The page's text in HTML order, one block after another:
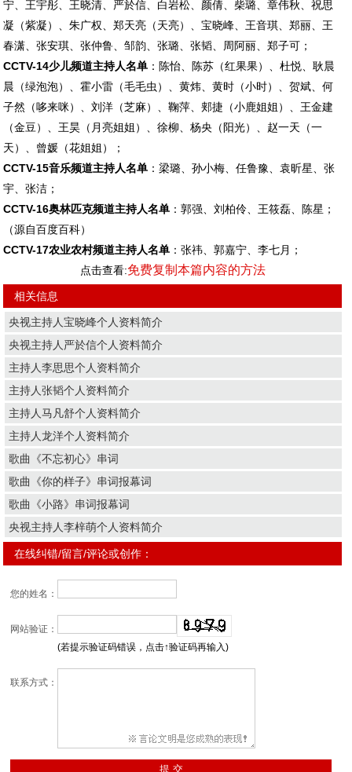
宁、王宇彤、王晓清、严於信、白岩松、颜倩、柴璐、章伟秋、祝思
凝（紫凝）、朱广权、郑天亮（天亮）、宝晓峰、王音琪、郑丽、王
春潇、张安琪、张仲鲁、邹韵、张璐、张韬、周阿丽、郑子可；
CCTV-14少儿频道主持人名单 ：陈怡、陈苏（红果果）、杜悦、耿晨
晨（绿泡泡）、霍小雷（毛毛虫）、黄炜、黄时（小时）、贺斌、何
子然（哆来咪）、刘洋（芝麻）、鞠萍、郏捷（小鹿姐姐）、王金建
（金豆）、王昊（月亮姐姐）、徐柳、杨央（阳光）、赵一天（一
天）、曾媛（花姐姐）；
CCTV-15音乐频道主持人名单 ：梁璐、孙小梅、任鲁豫、袁昕星、张
宇、张洁；
CCTV-16奥林匹克频道主持人名单 ：郭强、刘柏伶、王筱磊、陈星；
（源自百度百科）
CCTV-17农业农村频道主持人名单 ：张祎、郭嘉宁、李七月；
点击查看:免费复制本篇内容的方法
相关信息
央视主持人宝晓峰个人资料简介
央视主持人严於信个人资料简介
主持人李思思个人资料简介
主持人张韬个人资料简介
主持人马凡舒个人资料简介
主持人龙洋个人资料简介
歌曲《不忘初心》串词
歌曲《你的样子》串词报幕词
歌曲《小路》串词报幕词
央视主持人李梓萌个人资料简介
在线纠错/留言/评论或创作：
您的姓名：
网站验证：
(若提示验证码错误，点击↑验证码再输入)
联系方式：